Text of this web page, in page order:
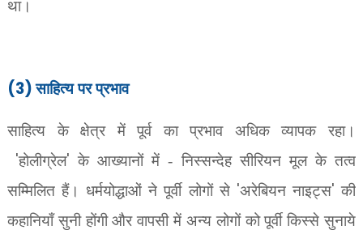
था।
(3)साहित्य पर प्रभाव
साहित्य के क्षेत्र में पूर्व का प्रभाव अधिक व्यापक रहा।
'होलीग्रेल'के आख्यानों में - निस्सन्देह सीरियन मूल के तत्व
सम्मिलित हैं। धर्मयोद्धाओं ने पूर्वी लोगों से 'अरेबियन नाइट्स'की
कहानियाँ सुनी होंगी और वापसी में अन्य लोगों को पूर्वी किस्से सुनाये